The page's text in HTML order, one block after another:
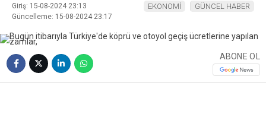
Giriş: 15-08-2024 23:13
Güncelleme: 15-08-2024 23:17
EKONOMİ GÜNCEL HABER
ABONE OL